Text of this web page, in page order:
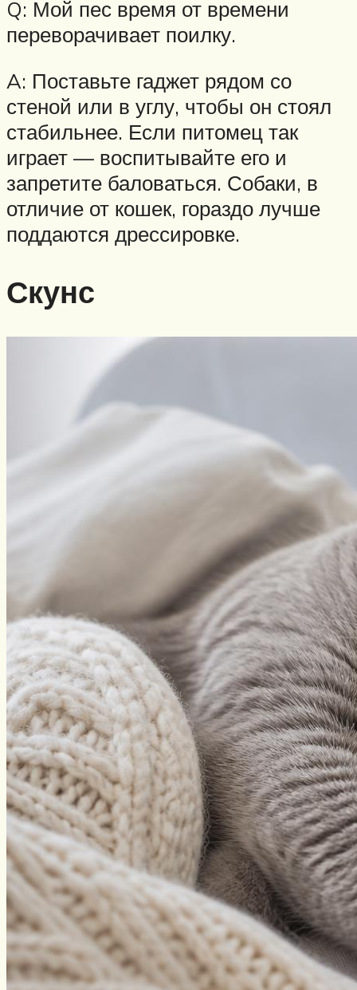
Q: Мой пес время от времени
переворачивает поилку.
A: Поставьте гаджет рядом со
стеной или в углу, чтобы он стоял
стабильнее. Если питомец так
играет — воспитывайте его и
запретите баловаться. Собаки, в
отличие от кошек, гораздо лучше
поддаются дрессировке.
Скунс